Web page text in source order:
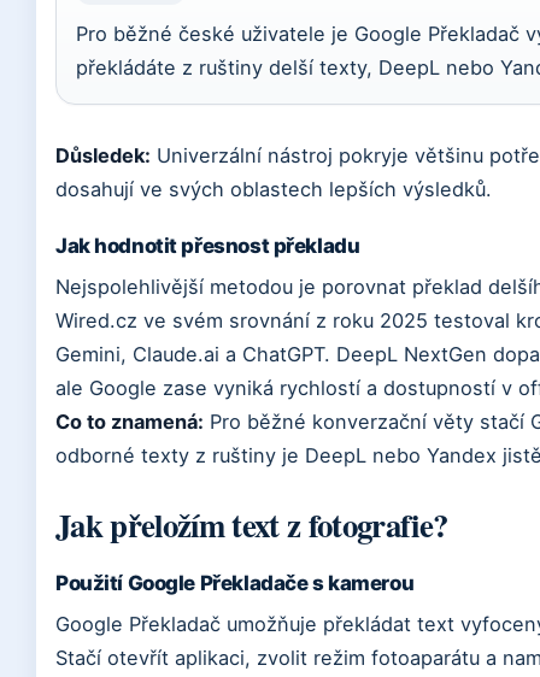
Pro běžné české uživatele je Google Překladač
překládáte z ruštiny delší texty, DeepL nebo
Důsledek: Univerzální nástroj pokryje většinu
dosahují ve svých oblastech lepších výsledků.
Jak hodnotit přesnost překladu
Nejspolehlivější metodou je porovnat překlad
Wired.cz ve svém srovnání z roku 2025 testoval
Gemini, Claude.ai a ChatGPT. DeepL NextGen
ale Google zase vyniká rychlostí a dostupností v
Co to znamená: Pro běžné konverzační věty stačí
odborné texty z ruštiny je DeepL nebo Yandex
Jak přeložím text z fotografie?
Použití Google Překladače s kamerou
Google Překladač umožňuje překládat text
Stačí otevřít aplikaci, zvolit režim fotoaparátu a